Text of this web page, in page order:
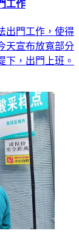
工作
出門工作，使得
天宣布放寬部分
下，出門上班。